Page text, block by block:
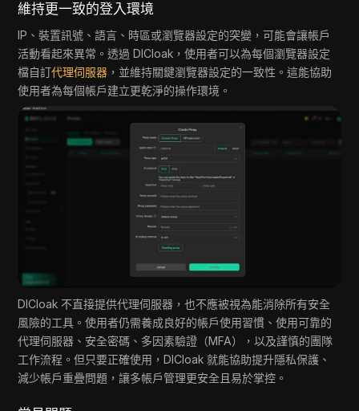
維持更一致的登入環境
IP、裝置訊號、語言、時區或瀏覽器設定的突變，可能會讓帳戶
活動看起來異常。透過 DICloak，使用者可以為每個瀏覽器設定
檔自訂代理伺服器 ，並維持關鍵瀏覽器設定的一致性。這能協助
使用者為每個帳戶建立更乾淨的操作環境。
DICloak 不直接提供代理伺服器，也不應被視為能消除所有安全
風險的工具。使用者仍需養成良好的帳戶使用習慣、使用可靠的
代理伺服器、安全密碼、多因素驗證（MFA），以及謹慎的團隊
工作流程。但只要正確使用，DICloak 就能協助提升隱私保護、
減少帳戶重疊問題，讓多帳戶管理更安全且易於掌控。